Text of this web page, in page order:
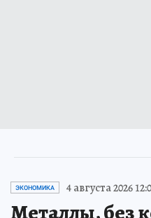
ЭКОНОМИКА 4 августа 2026
Металлы, без